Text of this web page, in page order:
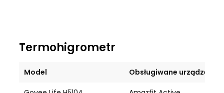
Termohigrometr
Model Obsługiwane urządzenie